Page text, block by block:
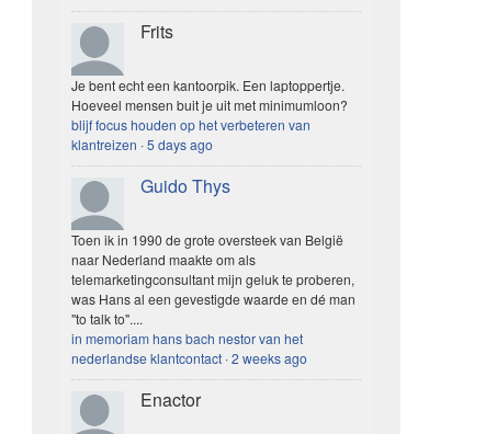
Frits
Je bent echt een kantoorpik. Een laptoppertje.
Hoeveel mensen buit je uit met minimumloon?
blijf focus houden op het verbeteren van
klantreizen ·5 days ago
Guido Thys
Toen ik in 1990 de grote oversteek van België
naar Nederland maakte om als
telemarketingconsultant mijn geluk te proberen,
was Hans al een gevestigde waarde en dé man
"to talk to"....
in memoriam hans bach nestor van het
nederlandse klantcontact ·2 weeks ago
Enactor